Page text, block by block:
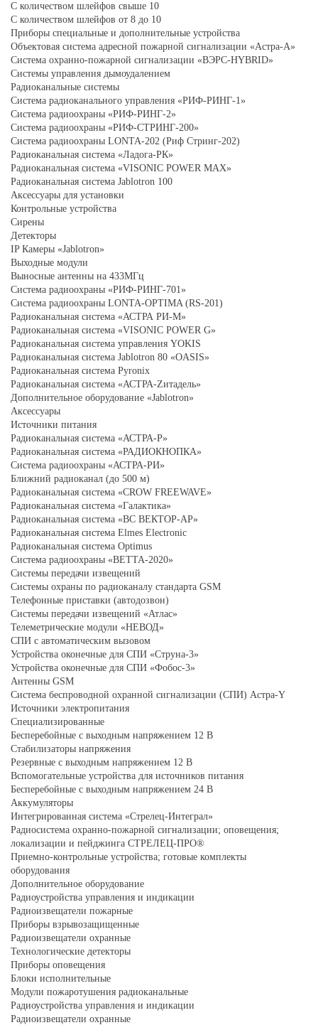
С количеством шлейфов свыше 10
С количеством шлейфов от 8 до 10
Приборы специальные и дополнительные устройства
Объектовая система адресной пожарной сигнализации «Астра-А»
Система охранно-пожарной сигнализации «ВЭРС-HYBRID»
Системы управления дымоудалением
Радиоканальные системы
Система радиоканального управления «РИФ-РИНГ-1»
Система радиоохраны «РИФ-РИНГ-2»
Система радиоохраны «РИФ-СТРИНГ-200»
Система радиоохраны LONTA-202 (Риф Стринг-202)
Радиоканальная система «Ладога-РК»
Радиоканальная система «VISONIC POWER MAX»
Радиоканальная система Jablotron 100
Аксессуары для установки
Контрольные устройства
Сирены
Детекторы
IP Камеры «Jablotron»
Выходные модули
Выносные антенны на 433МГц
Система радиоохраны «РИФ-РИНГ-701»
Система радиоохраны LONTA-OPTIMA (RS-201)
Радиоканальная система «АСТРА РИ-М»
Радиоканальная система «VISONIC POWER G»
Радиоканальная система управления YOKIS
Радиоканальная система Jablotron 80 «OASIS»
Радиоканальная система Pyronix
Радиоканальная система «АСТРА-Zитадель»
Дополнительное оборудование «Jablotron»
Аксессуары
Источники питания
Радиоканальная система «АСТРА-Р»
Радиоканальная система «РАДИОКНОПКА»
Система радиоохраны «АСТРА-РИ»
Ближний радиоканал (до 500 м)
Радиоканальная система «CROW FREEWAVE»
Радиоканальная система «Галактика»
Радиоканальная система «ВС ВЕКТОР-АР»
Радиоканальная система Elmes Electronic
Радиоканальная система Optimus
Система радиоохраны «ВЕТТА-2020»
Системы передачи извещений
Системы охраны по радиоканалу стандарта GSM
Телефонные приставки (автодозвон)
Системы передачи извещений «Атлас»
Телеметрические модули «НЕВОД»
СПИ с автоматическим вызовом
Устройства оконечные для СПИ «Струна-3»
Устройства оконечные для СПИ «Фобос-3»
Антенны GSM
Система беспроводной охранной сигнализации (СПИ) Астра-Y
Источники электропитания
Специализированные
Бесперебойные с выходным напряжением 12 В
Стабилизаторы напряжения
Резервные с выходным напряжением 12 В
Вспомогательные устройства для источников питания
Бесперебойные с выходным напряжением 24 В
Аккумуляторы
Интегрированная система «Стрелец-Интеграл»
Радиосистема охранно-пожарной сигнализации; оповещения;
локализации и пейджинга СТРЕЛЕЦ-ПРО®
Приемно-контрольные устройства; готовые комплекты
оборудования
Дополнительное оборудование
Радиоустройства управления и индикации
Радиоизвещатели пожарные
Приборы взрывозащищенные
Радиоизвещатели охранные
Технологические детекторы
Приборы оповещения
Блоки исполнительные
Модули пожаротушения радиоканальные
Радиоустройства управления и индикации
Радиоизвещатели охранные